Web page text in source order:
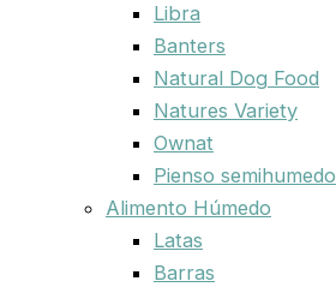
Libra
Banters
Natural Dog Food
Natures Variety
Ownat
Pienso semihumedo
Alimento Húmedo
Latas
Barras